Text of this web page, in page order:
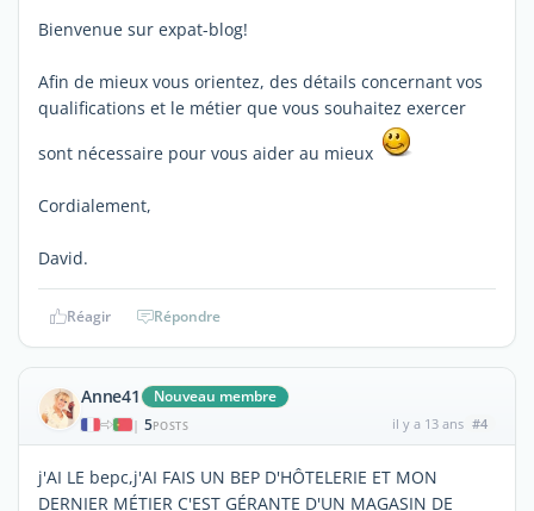
Bienvenue sur expat-blog!
Afin de mieux vous orientez, des détails concernant vos
qualifications et le métier que vous souhaitez exercer
sont nécessaire pour vous aider au mieux
Cordialement,
David.
Réagir Répondre
Anne41 Nouveau membre
| 5POSTS il y a 13 ans #4
j'AI LE bepc,j'AI FAIS UN BEP D'HÔTELERIE ET MON
DERNIER MÉTIER C'EST GÉRANTE D'UN MAGASIN DE